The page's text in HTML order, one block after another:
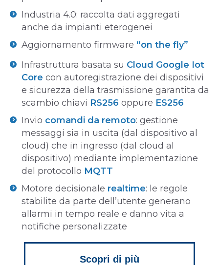
Industria 4.0: raccolta dati aggregati
anche da impianti eterogenei
Aggiornamento firmware “on the fly”
Infrastruttura basata su Cloud Google Iot
Core con autoregistrazione dei dispositivi
e sicurezza della trasmissione garantita da
scambio chiavi RS256 oppure ES256
Invio comandi da remoto: gestione
messaggi sia in uscita (dal dispositivo al
cloud) che in ingresso (dal cloud al
dispositivo) mediante implementazione
del protocollo MQTT
Motore decisionale realtime: le regole
stabilite da parte dell’utente generano
allarmi in tempo reale e danno vita a
notifiche personalizzate
Scopri di più